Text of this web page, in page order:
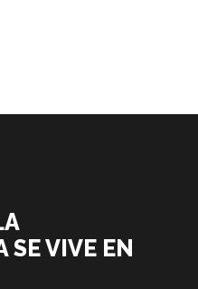
SE VIVE EN